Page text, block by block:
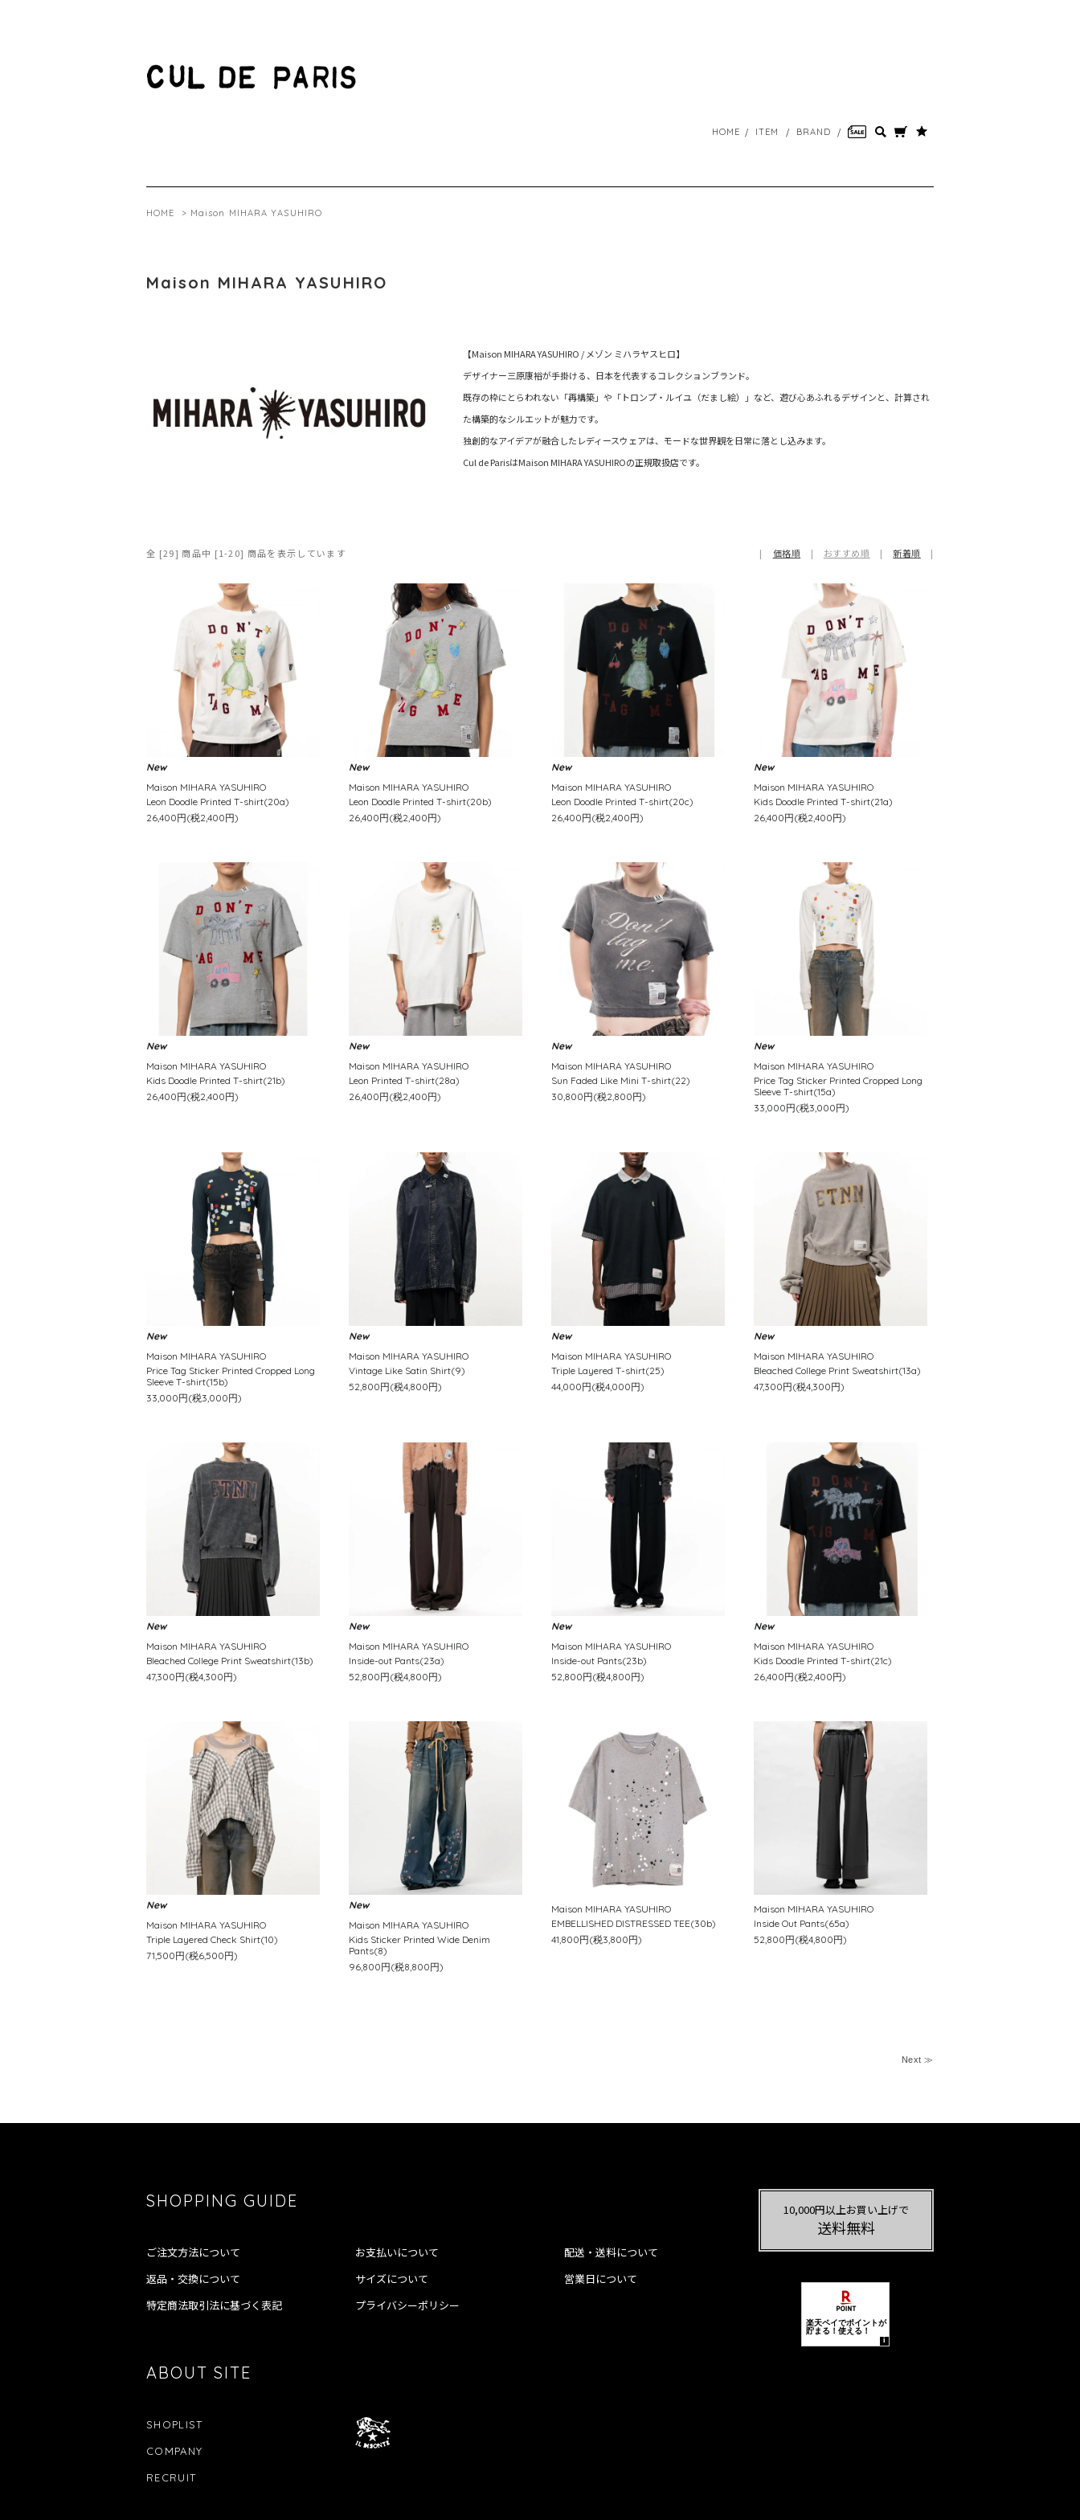
HOME ITEM BRAND
HOME > Maison MIHARA YASUHIRO
Maison MIHARA YASUHIRO
【Maison MIHARA YASUHIRO / メゾン ミハラヤスヒロ】
デザイナー三原康裕が手掛ける、日本を代表するコレクションブランド。
既存の枠にとらわれない「再構築」や「トロンプ・ルイユ（だまし絵）」など、遊び心あふれるデザインと、計算され
た構築的なシルエットが魅力です。
独創的なアイデアが融合したレディースウェアは、モードな世界観を日常に落とし込みます。
Cul de ParisはMaison MIHARA YASUHIROの正規取扱店です。
全 [29] 商品中 [1-20] 商品を表示しています | 価格順 | おすすめ順 | 新着順 |
New
Maison MIHARA YASUHIRO
Leon Doodle Printed T-shirt(20a)
26,400円(税2,400円)
New
Maison MIHARA YASUHIRO
Leon Doodle Printed T-shirt(20b)
26,400円(税2,400円)
New
Maison MIHARA YASUHIRO
Leon Doodle Printed T-shirt(20c)
26,400円(税2,400円)
New
Maison MIHARA YASUHIRO
Kids Doodle Printed T-shirt(21a)
26,400円(税2,400円)
New
Maison MIHARA YASUHIRO
Kids Doodle Printed T-shirt(21b)
26,400円(税2,400円)
New
Maison MIHARA YASUHIRO
Leon Printed T-shirt(28a)
26,400円(税2,400円)
New
Maison MIHARA YASUHIRO
Sun Faded Like Mini T-shirt(22)
30,800円(税2,800円)
New
Maison MIHARA YASUHIRO
Price Tag Sticker Printed Cropped Long
Sleeve T-shirt(15a)
33,000円(税3,000円)
New
Maison MIHARA YASUHIRO
Price Tag Sticker Printed Cropped Long
Sleeve T-shirt(15b)
33,000円(税3,000円)
New
Maison MIHARA YASUHIRO
Vintage Like Satin Shirt(9)
52,800円(税4,800円)
New
Maison MIHARA YASUHIRO
Triple Layered T-shirt(25)
44,000円(税4,000円)
New
Maison MIHARA YASUHIRO
Bleached College Print Sweatshirt(13a)
47,300円(税4,300円)
New
Maison MIHARA YASUHIRO
Bleached College Print Sweatshirt(13b)
47,300円(税4,300円)
New
Maison MIHARA YASUHIRO
Inside-out Pants(23a)
52,800円(税4,800円)
New
Maison MIHARA YASUHIRO
Inside-out Pants(23b)
52,800円(税4,800円)
New
Maison MIHARA YASUHIRO
Kids Doodle Printed T-shirt(21c)
26,400円(税2,400円)
New
Maison MIHARA YASUHIRO
Triple Layered Check Shirt(10)
71,500円(税6,500円)
New
Maison MIHARA YASUHIRO
Kids Sticker Printed Wide Denim
Pants(8)
96,800円(税8,800円)
Maison MIHARA YASUHIRO
EMBELLISHED DISTRESSED TEE(30b)
41,800円(税3,800円)
Maison MIHARA YASUHIRO
Inside Out Pants(65a)
52,800円(税4,800円)
Next ≫
SHOPPING GUIDE
ご注文方法について お支払いについて 配送・送料について
返品・交換について サイズについて 営業日について
特定商法取引法に基づく表記 プライバシーポリシー
ABOUT SITE
SHOPLIST
COMPANY
RECRUIT
10,000円以上お買い上げで
送料無料